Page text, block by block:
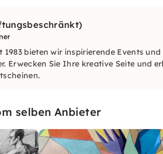
1983 bieten wir inspirierende Events
Erwecken Sie Ihre kreative Seite und
selben Anbieter